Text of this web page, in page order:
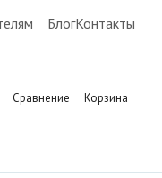
БлогКонтакты
Сравнение Корзина